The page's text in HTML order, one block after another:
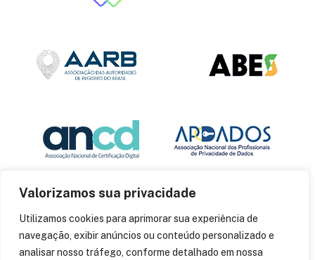
Valorizamos sua privacidade
Utilizamos cookies para aprimorar sua experiência de
navegação, exibir anúncios ou conteúdo personalizado e
analisar nosso tráfego, conforme detalhado em nossa